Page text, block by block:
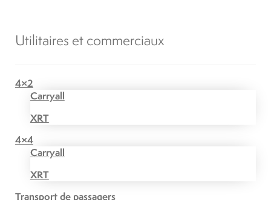
Utilitaires et commerciaux
4×2
Carryall
XRT
4×4
Carryall
XRT
Transport de passagers